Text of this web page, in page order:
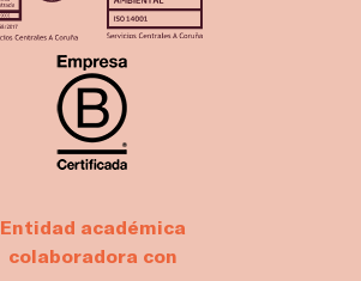
Entidad académica
colaboradora con